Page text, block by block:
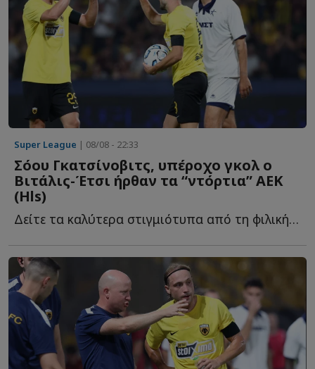
Super League | 08/08 - 22:33
Σόου Γκατσίνοβιτς, υπέροχο γκολ ο
Βιτάλις-Έτσι ήρθαν τα “ντόρτια” ΑΕΚ
(Ηls)
Δείτε τα καλύτερα στιγμιότυπα από τη φιλική νίκη της Έ...